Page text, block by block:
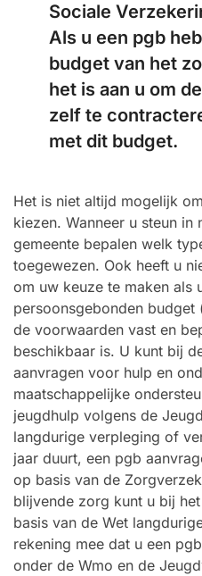
Sociale
Als u een pgb
budget van het
het is aan u om
zelf te
met dit budget.
Het is niet altijd mogelijk
kiezen. Wanneer u steun
gemeente bepalen welk
toegewezen. Ook heeft u
om uw keuze te maken als
persoonsgebonden
de voorwaarden vast en
beschikbaar is. U kunt bij
aanvragen voor hulp en
maatschappelijke
jeugdhulp volgens de
langdurige verpleging of
jaar duurt, een pgb
op basis van de
blijvende zorg kunt u bij
basis van de Wet
rekening mee dat u een
onder de Wmo en de